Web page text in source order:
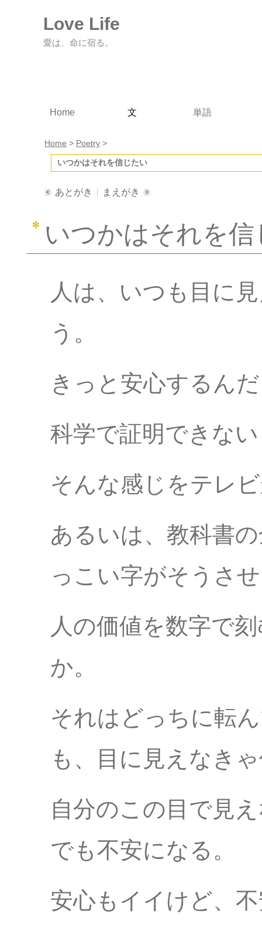
いつかはそれを
人は、いつも目に
う。
きっと安心するん
科学で証明できな
そんな感じをテレ
あるいは、教科書
っこい字がそうさ
人の価値を数字で
か。
それはどっちに転
も、目に見えなき
自分のこの目で見
でも不安になる。
安心もイイけど、
Love Life
愛は、命に宿る。
Home 文 単語
Home > Poetry >
いつかはそれを信じたい
あとがき まえがき